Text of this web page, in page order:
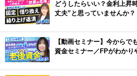
どうしたらいい？金利上昇
丈夫”と思っていませんか？
【動画セミナー】今からで
資金セミナー／FPがわかり